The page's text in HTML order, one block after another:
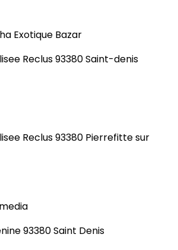
Exotique Bazar
Reclus 93380 Saint-denis
Reclus 93380 Pierrefitte sur
93380 Saint Denis